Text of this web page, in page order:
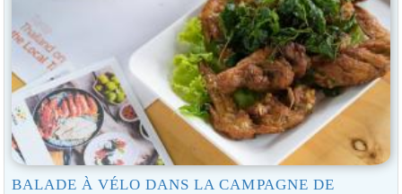
BALADE À VÉLO DANS LA CAMPAGNE DE